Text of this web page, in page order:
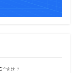
全能力？